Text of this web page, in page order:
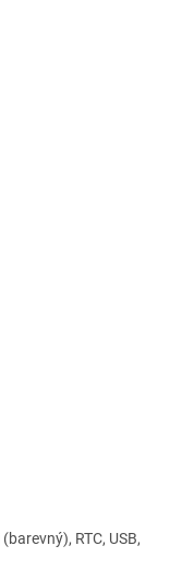
RTC, USB,